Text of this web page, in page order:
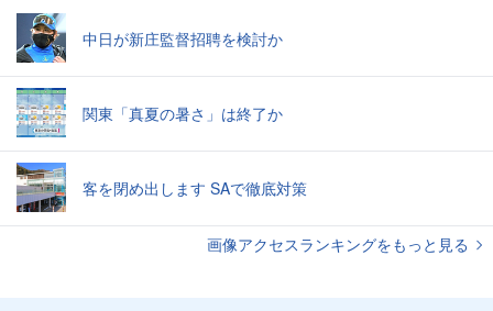
中日が新庄監督招聘を検討か
関東「真夏の暑さ」は終了か
客を閉め出します SAで徹底対策
画像アクセスランキングをもっと見る